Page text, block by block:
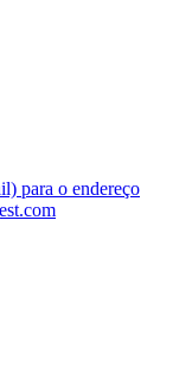
para o endereço